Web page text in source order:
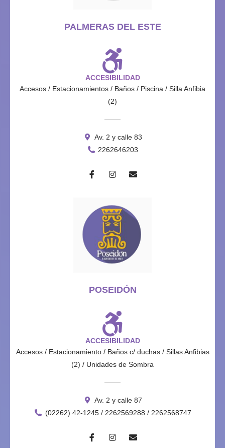
PALMERAS DEL ESTE
ACCESIBILIDAD
Accesos / Estacionamientos / Baños / Piscina / Silla Anfibia
(2)
Av. 2 y calle 83
2262646203
POSEIDÓN
ACCESIBILIDAD
Accesos / Estacionamiento / Baños c/ duchas / Sillas Anfibias
(2) / Unidades de Sombra
Av. 2 y calle 87
(02262) 42-1245 / 2262569288 / 2262568747